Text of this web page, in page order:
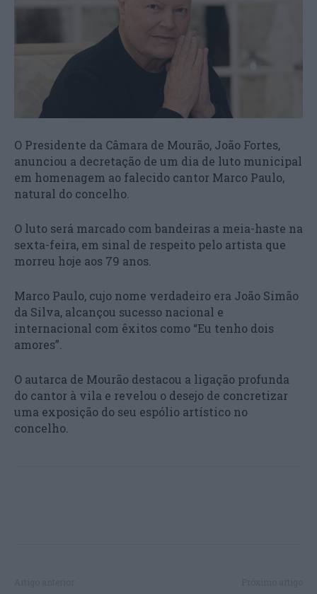
O Presidente da Câmara de Mourão, João Fortes,
anunciou a decretação de um dia de luto municipal
em homenagem ao falecido cantor Marco Paulo,
natural do concelho.
O luto será marcado com bandeiras a meia-haste na
sexta-feira, em sinal de respeito pelo artista que
morreu hoje aos 79 anos.
Marco Paulo, cujo nome verdadeiro era João Simão
da Silva, alcançou sucesso nacional e
internacional com êxitos como “Eu tenho dois
amores”.
O autarca de Mourão destacou a ligação profunda
do cantor à vila e revelou o desejo de concretizar
uma exposição do seu espólio artístico no
concelho.